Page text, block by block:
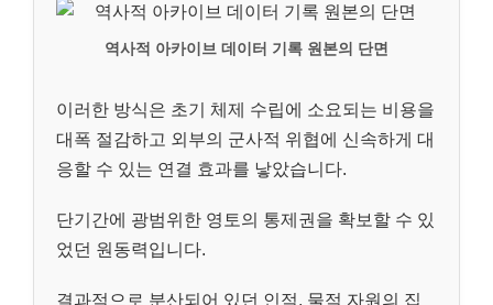
역사적 아카이브 데이터 기록 원본의 단면
이러한 방식은 초기 체제 수립에 소요되는 비용을
대폭 절감하고 외부의 군사적 위협에 신속하게 대
응할 수 있는 연결 효과를 낳았습니다.
단기간에 광범위한 영토의 통제권을 확보할 수 있
었던 원동력입니다.
결과적으로 분산되어 있던 인적, 물적 자원의 집